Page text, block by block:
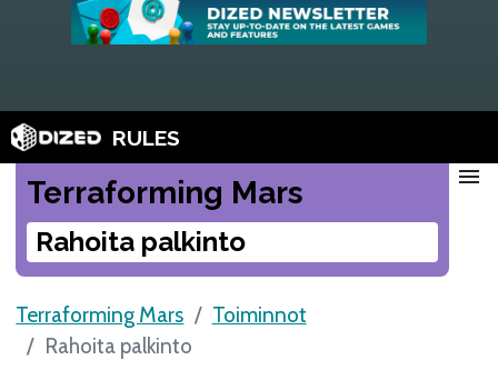
RULES
Terraforming Mars
Rahoita palkinto
menu
Terraforming Mars
Toiminnot
Rahoita palkinto